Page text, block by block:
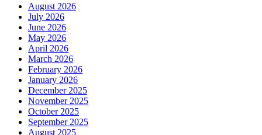
August 2026
July 2026
June 2026
May 2026
April 2026
March 2026
February 2026
January 2026
December 2025
November 2025
October 2025
September 2025
August 2025